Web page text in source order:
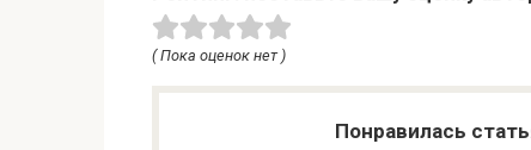
( Пока оценок нет )
Понравилась